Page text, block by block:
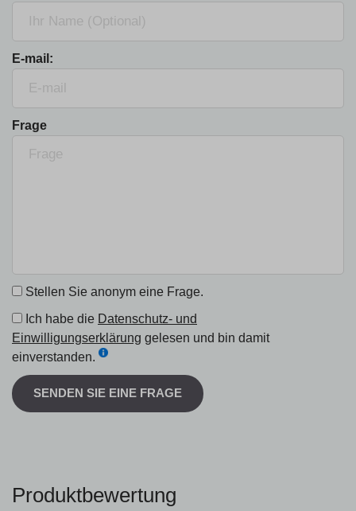
E-mail:
Frage
Stellen Sie anonym eine Frage.
Ich habe die Datenschutz- und
Einwilligungserklärung gelesen und bin damit
einverstanden.
SENDEN SIE EINE FRAGE
Produktbewertung